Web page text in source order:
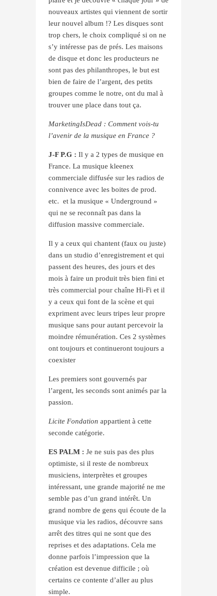
nouveaux artistes qui viennent de sortir
leur nouvel album !? Les disques sont
trop chers, le choix compliqué si on ne
s’y intéresse pas de prés. Les maisons
de disque et donc les producteurs ne
sont pas des philanthropes, le but est
bien de faire de l’argent, des petits
groupes comme le notre, ont du mal à
trouver une place dans tout ça.
MarketingIsDead : Comment vois-tu
l’avenir de la musique en France ?
J-F P.G : Il y a 2 types de musique en
France. La musique kleenex
commerciale diffusée sur les radios de
connivence avec les boites de prod.
etc. et la musique « Underground »
qui ne se reconnaît pas dans la
diffusion massive commerciale.
Il y a ceux qui chantent (faux ou juste)
dans un studio d’enregistrement et qui
passent des heures, des jours et des
mois à faire un produit très bien fini et
très commercial pour chaîne Hi-Fi et il
y a ceux qui font de la scène et qui
expriment avec leurs tripes leur propre
musique sans pour autant percevoir la
moindre rémunération. Ces 2 systèmes
ont toujours et continueront toujours a
coexister
Les premiers sont gouvernés par
l’argent, les seconds sont animés par la
passion.
Licite Fondation appartient à cette
seconde catégorie.
ES PALM : Je ne suis pas des plus
optimiste, si il reste de nombreux
musiciens, interprètes et groupes
intéressant, une grande majorité ne me
semble pas d’un grand intérêt. Un
grand nombre de gens qui écoute de la
musique via les radios, découvre sans
arrêt des titres qui ne sont que des
reprises et des adaptations. Cela me
donne parfois l’impression que la
création est devenue difficile ; où
certains ce contente d’aller au plus
simple.